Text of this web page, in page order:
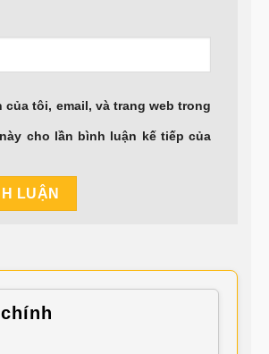
của tôi, email, và trang web trong
cho lần bình luận kế tiếp của